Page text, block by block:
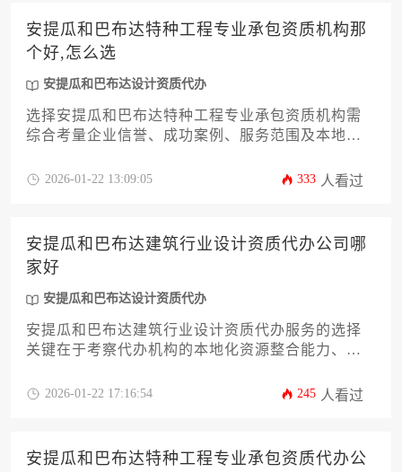
安提瓜和巴布达特种工程专业承包资质机构那
个好,怎么选
安提瓜和巴布达设计资质代办
选择安提瓜和巴布达特种工程专业承包资质机构需
综合考量企业信誉、成功案例、服务范围及本地化
与机构专长。建议通过资质核验、过往业绩审查、
操经验与资源整合能力。
2026-01-22 13:09:05 333 人看过
安提瓜和巴布达建筑行业设计资质代办公司哪
家好
安提瓜和巴布达设计资质代办
安提瓜和巴布达建筑行业设计资质代办服务的选择
关键在于考察代办机构的本地化资源整合能力、专
系具有鲜明的岛国特色，优质代办商需精通在地法
估，避免单纯比较价格而忽视服务深度。
2026-01-22 17:16:54 245 人看过
安提瓜和巴布达特种工程专业承包资质代办公